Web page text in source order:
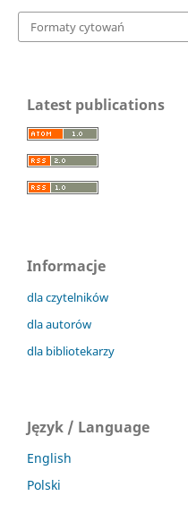
Formaty cytowań
Latest publications
Informacje
dla czytelników
dla autorów
dla bibliotekarzy
Język / Language
English
Polski